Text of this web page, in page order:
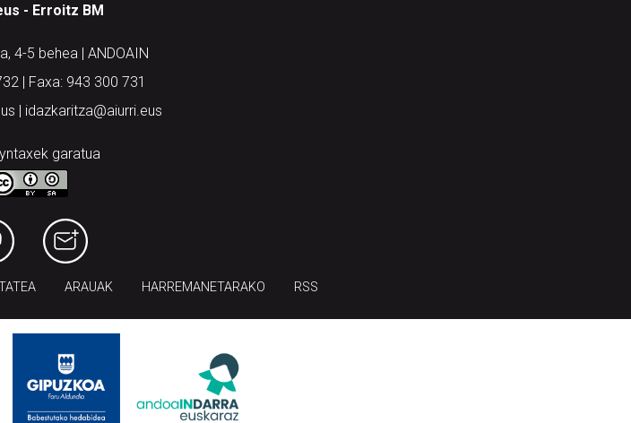
- Erroitz BM
4-5 behea | ANDOAIN
| Faxa: 943 300 731
| idazkaritza@aiurri.eus
garatua
ARAUAK HARREMANETARAKO RSS